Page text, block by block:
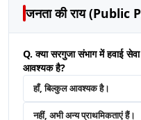
जनता की राय (Public
Q. क्या सरगुजा संभाग में हवाई
आवश्यक है?
हाँ, बिल्कुल आवश्यक है।
नहीं, अभी अन्य प्राथमिकताएं हैं।